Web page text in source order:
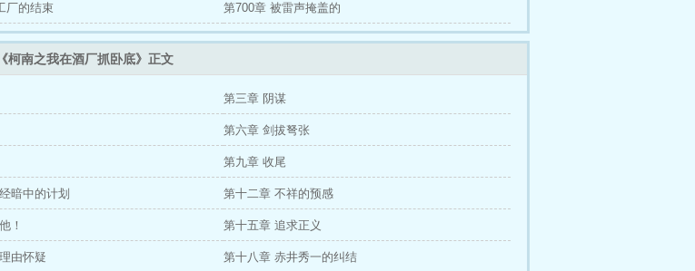
厂的结束 第700章 被雷声掩盖的
《柯南之我在酒厂抓卧底》正文
第三章 阴谋
第六章 剑拔弩张
第九章 收尾
暗中的计划 第十二章 不祥的预感
！ 第十五章 追求正义
由怀疑 第十八章 赤井秀一的纠结